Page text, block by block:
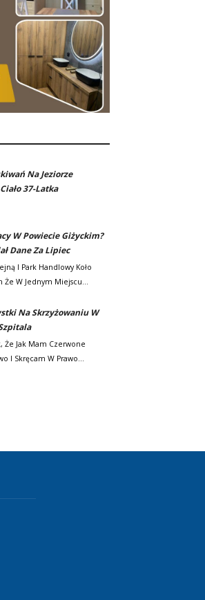
Na Jeziorze
37-Latka
W Powiecie Giżyckim?
Dane Za Lipiec
I Park Handlowy Koło
Że W Jednym Miejscu…
Na Skrzyżowaniu W
Że Jak Mam Czerwone
I Skręcam W Prawo…